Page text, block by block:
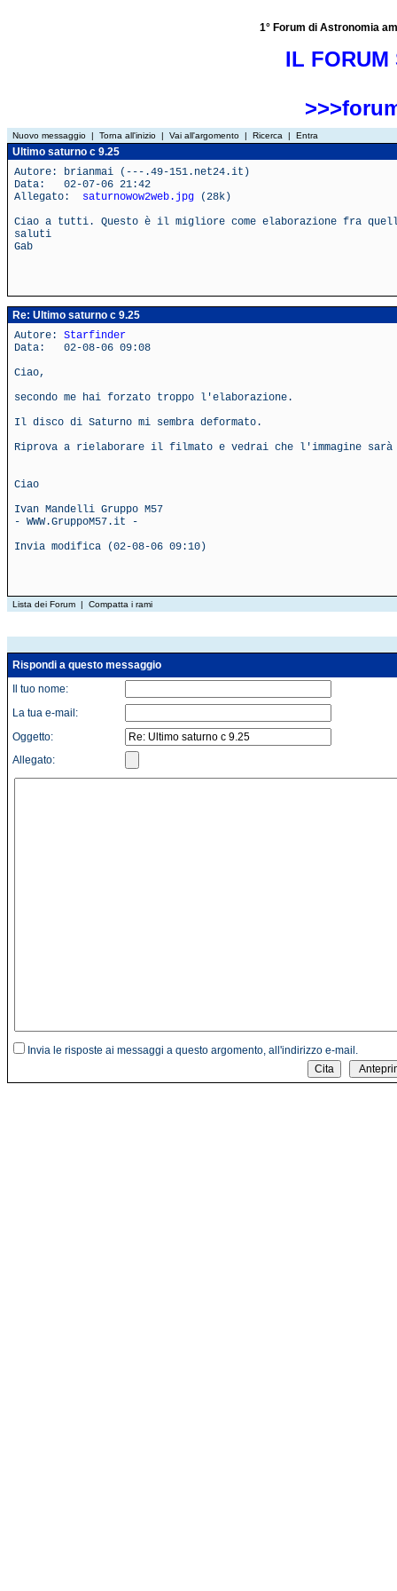
1° Forum di Astronomia
IL FORUM
Nuovo messaggio | Torna all'inizio | Vai all'argomento | Ricerca | Entra
Ultimo saturno c 9.25
Autore: brianmai (---.49-151.net24.it)
Data: 02-07-06 21:42
Allegato: saturnowow2web.jpg (28k)
Ciao a tutti. Questo è il migliore come elaborazione fra
saluti
Gab
Re: Ultimo saturno c 9.25
Autore: Starfinder
Data: 02-08-06 09:08
Ciao,
secondo me hai forzato troppo l'elaborazione.
Il disco di Saturno mi sembra deformato.
Riprova a rielaborare il filmato e vedrai che l'immagine
Ciao
Ivan Mandelli Gruppo M57
- WWW.GruppoM57.it -
Invia modifica (02-08-06 09:10)
Lista dei Forum | Compatta i rami
Rispondi a questo messaggio
Il tuo nome:
La tua e-mail:
Oggetto:
Allegato:
Invia le risposte ai messaggi a questo argomento, all'indirizzo e-mail.